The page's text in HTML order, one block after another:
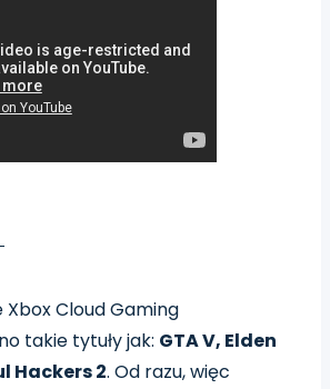
Xbox Cloud Gaming
takie tytuły jak: GTA V, Elden
Hackers 2. Od razu, więc